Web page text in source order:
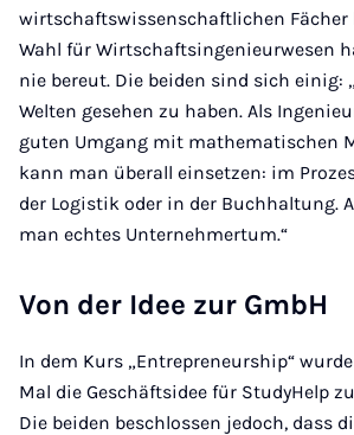
wirtschaftswissenschaftlichen
Wahl für Wirtschaftsingenieurwesen
nie bereut. Die beiden sind sich einig:
Welten gesehen zu haben. Als
guten Umgang mit mathematischen
kann man überall einsetzen: im
der Logistik oder in der Buchhaltung.
man echtes Unternehmertum.“
Von der Idee zur GmbH
In dem Kurs „Entrepreneurship“
Mal die Geschäftsidee für StudyHelp
Die beiden beschlossen jedoch, dass